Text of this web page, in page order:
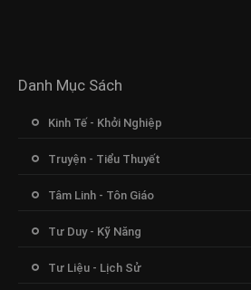
Danh Mục Sách
Kinh Tế - Khởi Nghiệp
Truyện - Tiểu Thuyết
Tâm Linh - Tôn Giáo
Tư Duy - Kỹ Năng
Tư Liệu - Lịch Sử